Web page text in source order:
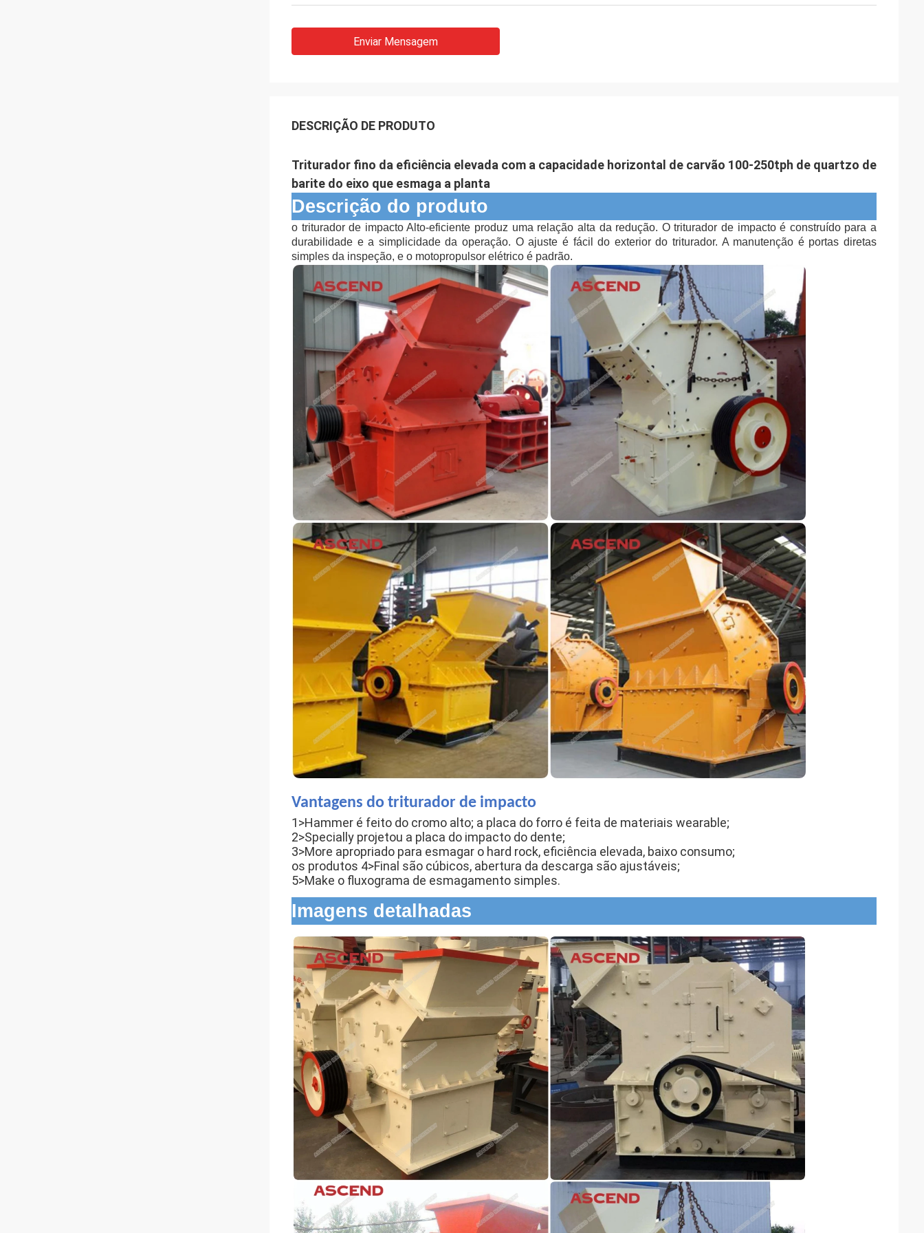
Enviar Mensagem
DESCRIÇÃO DE PRODUTO
Triturador fino da eficiência elevada com a capacidade horizontal de carvão 100-250tph de quartzo de
barite do eixo que esmaga a planta
Descrição do produto
o triturador de impacto Alto-eficiente produz uma relação alta da redução. O triturador de impacto é construído para a
durabilidade e a simplicidade da operação. O ajuste é fácil do exterior do triturador. A manutenção é portas diretas
simples da inspeção, e o motopropulsor elétrico é padrão.
Vantagens do triturador de impacto
1>Hammer é feito do cromo alto; a placa do forro é feita de materiais wearable;
2>Specially projetou a placa do impacto do dente;
3>More apropriado para esmagar o hard rock, eficiência elevada, baixo consumo;
os produtos 4>Final são cúbicos, abertura da descarga são ajustáveis;
5>Make o fluxograma de esmagamento simples.
Imagens detalhadas